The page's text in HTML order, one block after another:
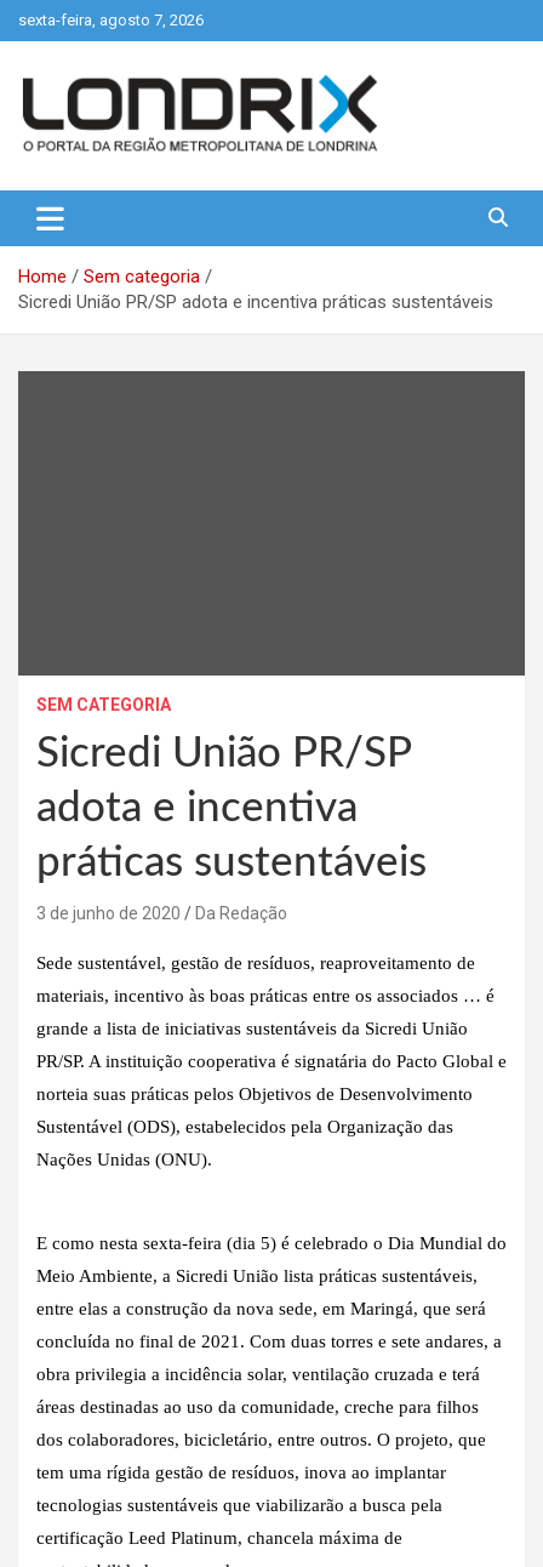
to
sexta-feira, agosto 7, 2026
Londrix
Home
Sem categoria
Sicredi União PR/SP adota e incentiva práticas sustentáveis
SEM CATEGORIA
Sicredi União PR/SP
adota e incentiva
práticas sustentáveis
3 de junho de 2020 Da Redação
Sede sustentável, gestão de resíduos, reaproveitamento de
materiais, incentivo às boas práticas entre os associados … é
grande a lista de iniciativas sustentáveis da Sicredi União
PR/SP. A instituição cooperativa é signatária do Pacto Global e
norteia suas práticas pelos Objetivos de Desenvolvimento
Sustentável (ODS), estabelecidos pela Organização das
Nações Unidas (ONU).
E como nesta sexta-feira (dia 5) é celebrado o Dia Mundial do
Meio Ambiente, a Sicredi União lista práticas sustentáveis,
entre elas a construção da nova sede, em Maringá, que será
concluída no final de 2021. Com duas torres e sete andares, a
obra privilegia a incidência solar, ventilação cruzada e terá
áreas destinadas ao uso da comunidade, creche para filhos
dos colaboradores, bicicletário, entre outros. O projeto, que
tem uma rígida gestão de resíduos, inova ao implantar
tecnologias sustentáveis que viabilizarão a busca pela
certificação Leed Platinum, chancela máxima de